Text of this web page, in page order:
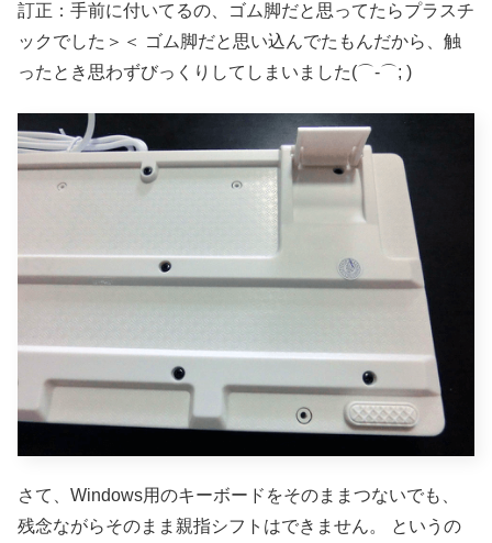
訂正：手前に付いてるの、ゴム脚だと思ってたらプラスチ
ックでした＞＜ ゴム脚だと思い込んでたもんだから、触
ったとき思わずびっくりしてしまいました(⌒-⌒; )
さて、Windows用のキーボードをそのままつないでも、
残念ながらそのまま親指シフトはできません。
というの